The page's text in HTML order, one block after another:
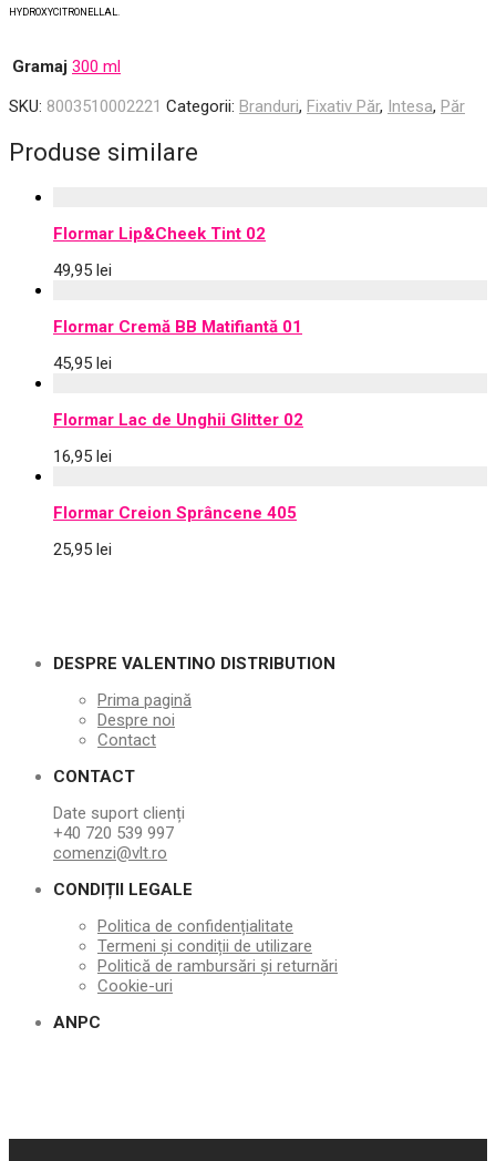
HYDROXYCITRONELLAL.
Gramaj 300 ml
SKU: 8003510002221 Categorii: Branduri, Fixativ Păr, Intesa, Păr
Produse similare
Flormar Lip&Cheek Tint 02
49,95 lei
Flormar Cremă BB Matifiantă 01
45,95 lei
Flormar Lac de Unghii Glitter 02
16,95 lei
Flormar Creion Sprâncene 405
25,95 lei
DESPRE VALENTINO DISTRIBUTION
Prima pagină
Despre noi
Contact
CONTACT
Date suport clienți
+40 720 539 997
comenzi@vlt.ro
CONDIȚII LEGALE
Politica de confidențialitate
Termeni și condiții de utilizare
Politică de rambursări și returnări
Cookie-uri
ANPC